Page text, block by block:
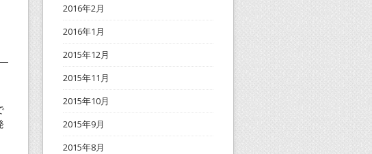
2016年2月
2016年1月
2015年12月
2015年11月
2015年10月
2015年9月
2015年8月